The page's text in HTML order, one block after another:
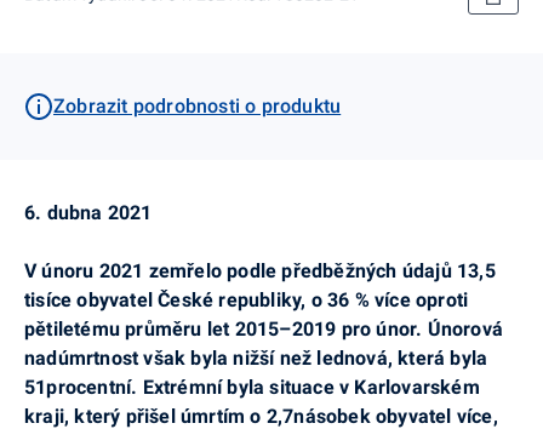
Zobrazit podrobnosti o produktu
6. dubna 2021
V únoru 2021 zemřelo podle předběžných údajů 13,5
tisíce obyvatel České republiky, o 36 % více oproti
pětiletému průměru let 2015–2019 pro únor. Únorová
nadúmrtnost však byla nižší než lednová, která byla
51procentní. Extrémní byla situace v Karlovarském
kraji, který přišel úmrtím o 2,7násobek obyvatel více,